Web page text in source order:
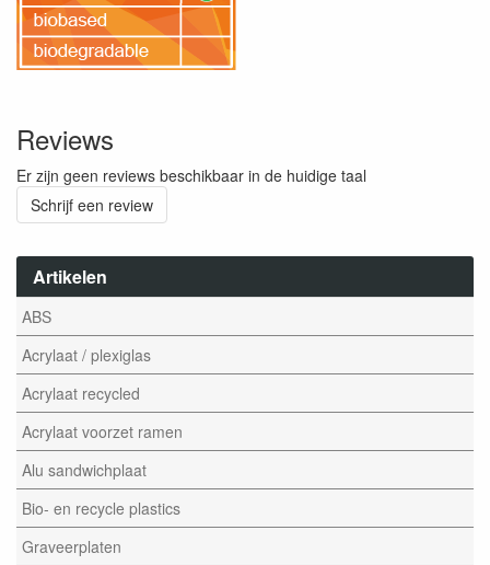
Artikelen
ABS
Acrylaat / plexiglas
Acrylaat recycled
Acrylaat voorzet ramen
Alu sandwichplaat
Bio- en recycle plastics
Graveerplaten
Reviews
Er zijn geen reviews beschikbaar in de huidige taal
Schrijf een review